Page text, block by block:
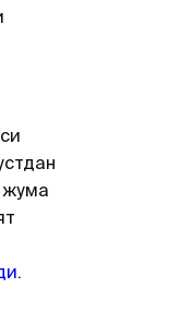
жума
.